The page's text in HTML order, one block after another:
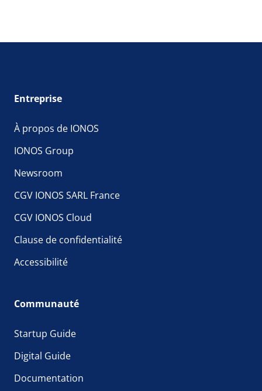
Entreprise
À propos de IONOS
IONOS Group
Newsroom
CGV IONOS SARL France
CGV IONOS Cloud
Clause de confidentialité
Accessibilité
Communauté
Startup Guide
Digital Guide
Documentation